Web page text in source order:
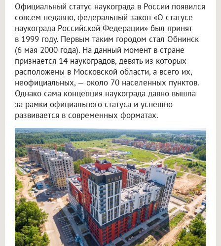
Официальный статус наукограда в России появился
совсем недавно, федеральный закон «О статусе
наукограда Российской Федерации» был принят
в 1999 году. Первым таким городом стал Обнинск
(6 мая 2000 года). На данный момент в стране
признается 14 наукоградов, девять из которых
расположены в Московской области, а всего их,
неофициальных, — около 70 населенных пунктов.
Однако сама концепция наукограда давно вышла
за рамки официального статуса и успешно
развивается в современных форматах.